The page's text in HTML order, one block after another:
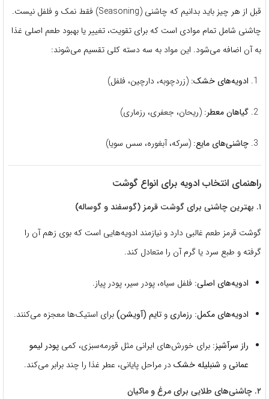
قبل از هر چیز باید بدانیم که چاشنی (Seasoning) فقط نمک و فلفل نیست.
چاشنی شامل تمام موادی است که برای تقویت، تغییر یا بهبود طعم اصلی غذا
به آن اضافه می‌شود. این مواد به سه دسته کلی تقسیم می‌شوند:
ادویه‌های خشک: (زردچوبه، دارچین، فلفل)
گیاهان معطر: (ریحان، جعفری، رزماری)
چاشنی‌های مایع: (سرکه، آبغوره، سس سویا)
راهنمای انتخاب ادویه برای انواع گوشت
۱. بهترین چاشنی برای گوشت قرمز (گوسفند و گوساله)
گوشت قرمز طعم غالبی دارد و نیازمند ادویه‌هایی است که بوی زهم آن را
گرفته و طبع سرد یا گرم آن را متعادل کند.
ادویه‌های اصلی: فلفل سیاه، پودر سیر، پودر پیاز.
ادویه‌های مکمل: رزماری و تایم (آویشن)برای استیک‌ها معجزه می‌کنند.
راز سرآشپز: برای خورش‌های ایرانی مثل قورمه‌سبزی، کمی پودر لیمو
عمانیو شنبلیله خشک در مراحل پایانی، عطر غذا را چند برابر می‌کند.
۲. چاشنی‌های طلایی برای مرغ و ماکیان